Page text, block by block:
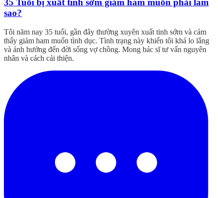
35 Tuổi bị xuất tinh sớm giảm ham muốn phải làm
sao?
Tôi năm nay 35 tuổi, gần đây thường xuyên xuất tinh sớm và cảm
thấy giảm ham muốn tình dục. Tình trạng này khiến tôi khá lo lắng
và ảnh hưởng đến đời sống vợ chồng. Mong bác sĩ tư vấn nguyên
nhân và cách cải thiện.